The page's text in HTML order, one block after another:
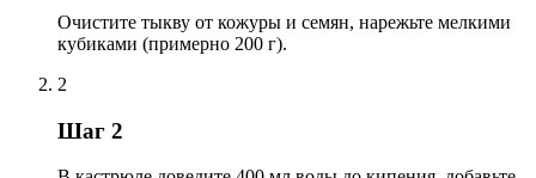
Очистите тыкву от кожуры и семян, нарежьте мелкими
кубиками (примерно 200 г).
2
Шаг 2